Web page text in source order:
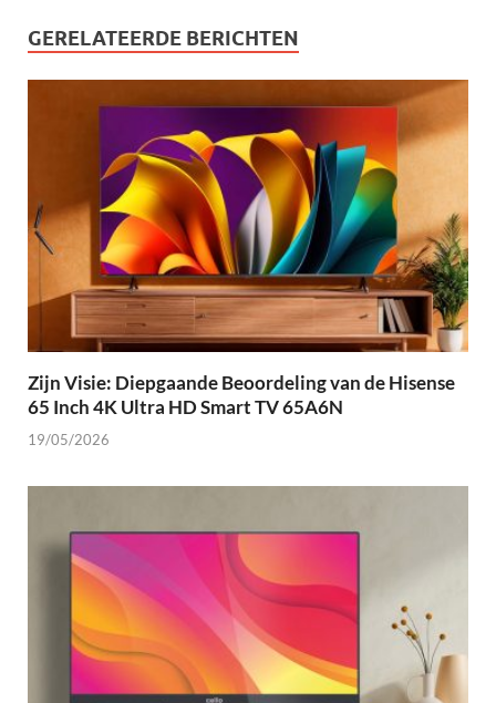
GERELATEERDE BERICHTEN
Zijn Visie: Diepgaande Beoordeling van de Hisense
65 Inch 4K Ultra HD Smart TV 65A6N
19/05/2026